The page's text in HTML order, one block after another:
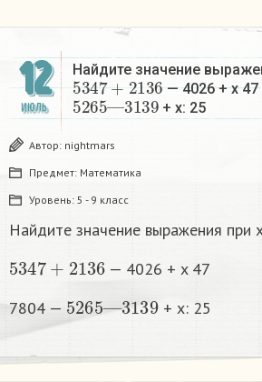
12
ИЮЛЬ
Найдите значение
5347+2136
— 4026 + x 47
5265—
3139
+ x: 25​
Автор: nightmars
Предмет: Математика
Уровень: 5 - 9 класс
Найдите значение выражения при
5347 2136
— 4026 + x 47
7804 —
5265
3139
+ x: 25​